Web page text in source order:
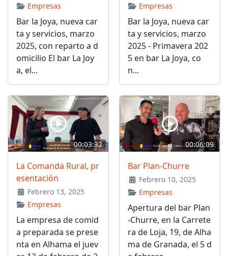
Empresas
Bar la Joya, nueva car
ta y servicios, marzo
2025, con reparto a d
omicilio El bar La Joy
a, el...
Empresas
Bar la Joya, nueva car
ta y servicios, marzo
2025 - Primavera 202
5 en bar La Joya, co
n...
00:03:32
La Comanda Rural, pr
esentación
Febrero 13, 2025
Empresas
La empresa de comid
a preparada se prese
nta en Alhama el juev
00:06:09
Bar Plan-Churre
Febrero 10, 2025
Empresas
Apertura del bar Plan
-Churre, en la Carrete
ra de Loja, 19, de Alha
ma de Granada, el 5 d